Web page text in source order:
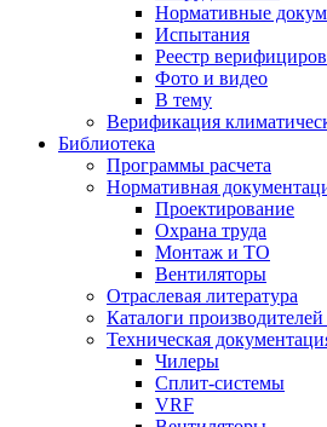
Нормативные
Испытания
Реестр
Фото и видео
В тему
Верификация
Библиотека
Программы расчета
Нормативная
Проектирование
Охрана труда
Монтаж и ТО
Вентиляторы
Отраслевая литература
Каталоги
Техническая
Чилеры
Сплит-системы
VRF